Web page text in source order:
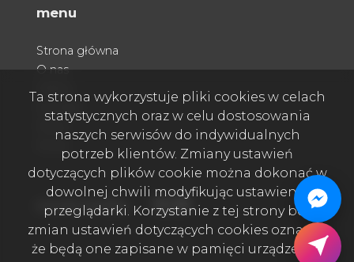
menu
Strona główna
O nas
social media Facebook
Facebook
Facebook
Ta strona wykorzystuje pliki cookies w celach
statystycznych oraz w celu dostosowania
naszych serwisów do indywidualnych
potrzeb klientów. Zmiany ustawień
dotyczących plików cookie można dokonać w
dowolnej chwili modyfikując ustawienia
przeglądarki. Korzystanie z tej strony bez
zmian ustawień dotyczących cookies oznacza,
że będą one zapisane w pamięci urządzenia.